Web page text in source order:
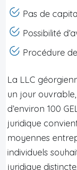
Pas de
Possibilité
Procédure
La LLC
un jour
d’environ 100
juridique
moyennes
individuels
juridique distincte.